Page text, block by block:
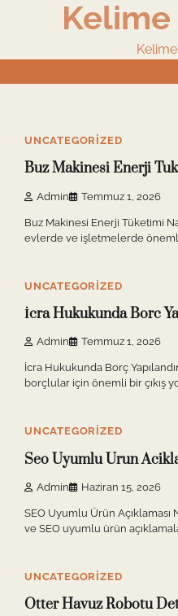
Kelime
UNCATEGORIZED
Buz Makinesi Enerji
Admin Temmuz 1, 2026
Buz Makinesi Enerji Tüketimi
evlerde ve işletmelerde
UNCATEGORIZED
İcra Hukukunda Borc
Admin Temmuz 1, 2026
İcra Hukukunda Borç
borçlular için önemli bir çıkış
UNCATEGORIZED
Seo Uyumlu Urun
Admin Haziran 15, 2026
SEO Uyumlu Ürün Açıklaması
ve SEO uyumlu ürün
UNCATEGORIZED
Otter Havuz Robotu